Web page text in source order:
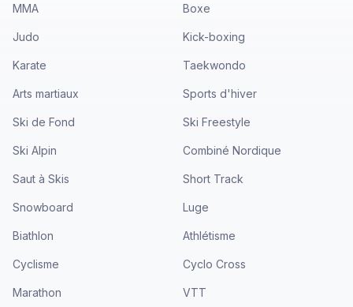
MMA Boxe
Judo Kick-boxing
Karate Taekwondo
Arts martiaux Sports d'hiver
Ski de Fond Ski Freestyle
Ski Alpin Combiné Nordique
Saut à Skis Short Track
Snowboard Luge
Biathlon Athlétisme
Cyclisme Cyclo Cross
Marathon VTT